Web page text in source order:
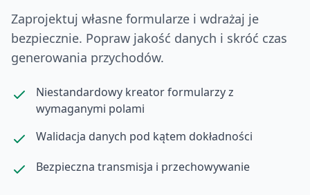
Zaprojektuj własne formularze i wdrażaj je
bezpiecznie. Popraw jakość danych i skróć czas
generowania przychodów.
Niestandardowy kreator formularzy z
wymaganymi polami
Walidacja danych pod kątem dokładności
Bezpieczna transmisja i przechowywanie